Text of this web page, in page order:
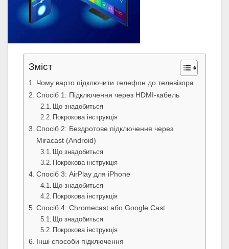
Зміст
Чому варто підключити телефон до телевізора
Спосіб 1: Підключення через HDMI-кабель
Що знадобиться
Покрокова інструкція
Спосіб 2: Бездротове підключення через
Miracast (Android)
Що знадобиться
Покрокова інструкція
Спосіб 3: AirPlay для iPhone
Що знадобиться
Покрокова інструкція
Спосіб 4: Chromecast або Google Cast
Що знадобиться
Покрокова інструкція
Інші способи підключення